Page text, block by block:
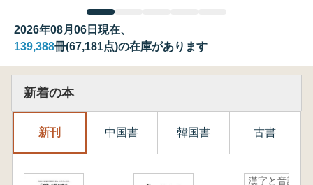
2026年08月06日現在、
139,388冊(67,181点)の在庫があります
新着の本
新刊 中国書 韓国書 古書
漢字と音読